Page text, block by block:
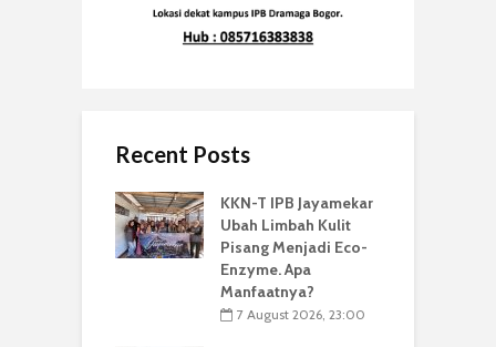
Recent Posts
KKN-T IPB Jayamekar
Ubah Limbah Kulit
Pisang Menjadi Eco-
Enzyme. Apa
Manfaatnya?
7 August 2026, 23:00